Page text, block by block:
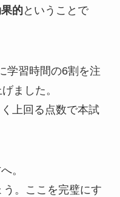
的ということで
学習時間の6割を注
ました。
上回る点数で本試
。
う。ここを完璧にす